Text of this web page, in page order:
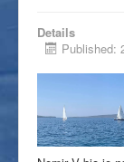
Details
Published: